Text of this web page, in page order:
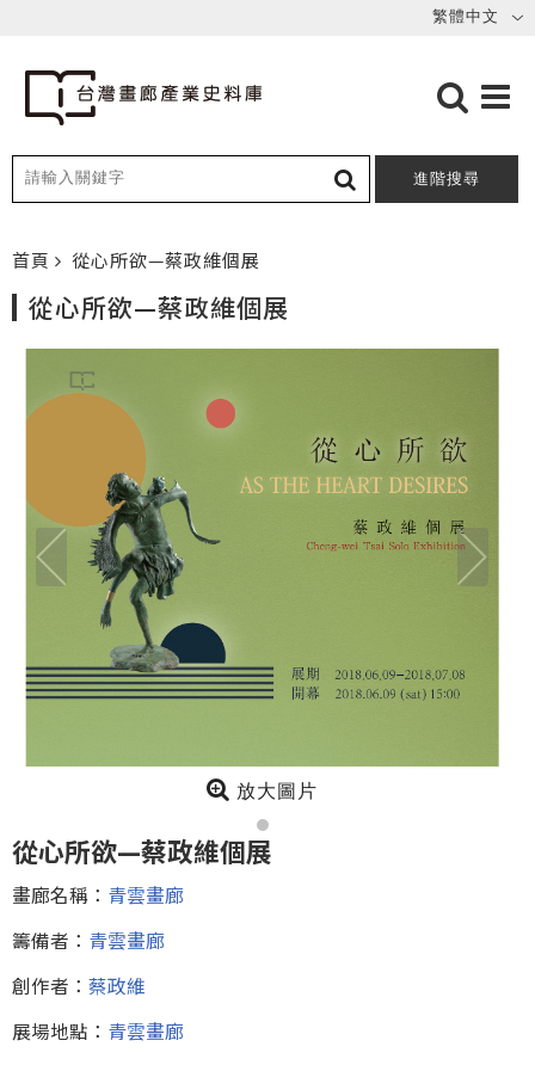
進階搜尋
首頁 從心所欲—蔡政維個展
從心所欲—蔡政維個展
放大圖片
從心所欲—蔡政維個展
畫廊名稱： 青雲畫廊
籌備者： 青雲畫廊
創作者： 蔡政維
展場地點： 青雲畫廊